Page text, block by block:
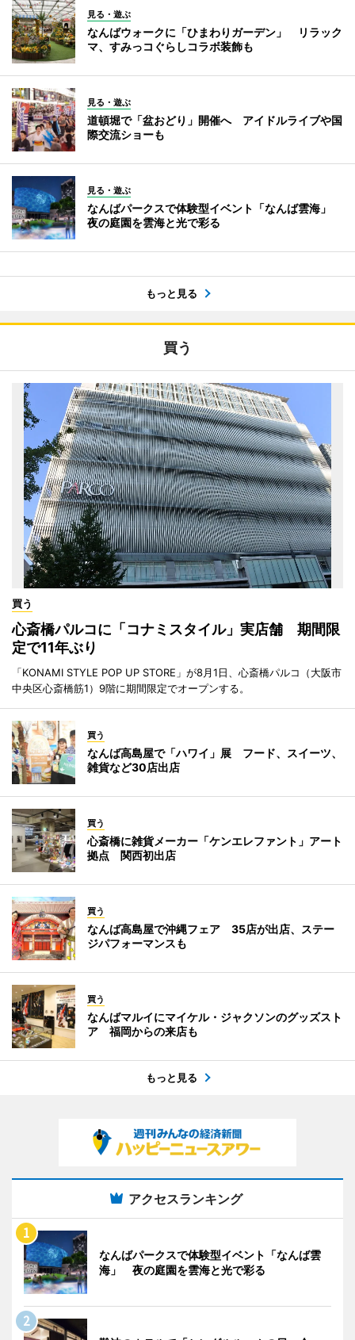
見る・遊ぶ
なんばウォークに「ひまわりガーデン」 リラック
マ、すみっコぐらしコラボ装飾も
見る・遊ぶ
道頓堀で「盆おどり」開催へ アイドルライブや国
際交流ショーも
見る・遊ぶ
なんばパークスで体験型イベント「なんば雲海」
夜の庭園を雲海と光で彩る
もっと見る
買う
買う
心斎橋パルコに「コナミスタイル」実店舗 期間限
定で11年ぶり
「KONAMI STYLE POP UP STORE」が8月1日、心斎橋パルコ（大阪市
中央区心斎橋筋1）9階に期間限定でオープンする。
買う
なんば高島屋で「ハワイ」展 フード、スイーツ、
雑貨など30店出店
買う
心斎橋に雑貨メーカー「ケンエレファント」アート
拠点 関西初出店
買う
なんば高島屋で沖縄フェア 35店が出店、ステー
ジパフォーマンスも
買う
なんばマルイにマイケル・ジャクソンのグッズスト
ア 福岡からの来店も
もっと見る
アクセスランキング
なんばパークスで体験型イベント「なんば雲
海」 夜の庭園を雲海と光で彩る